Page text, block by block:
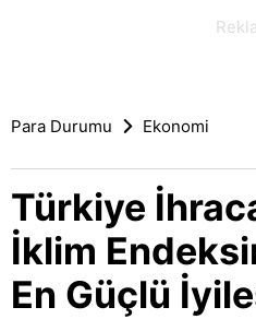
Para Durumu Ekonomi
Türkiye
İklim
En Güçlü